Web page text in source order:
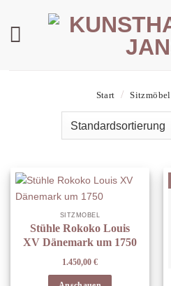
springen
Start / Sitzmöbel
SITZMÖBEL
Stühle Rokoko Louis
XV Dänemark um 1750
1.450,00 €